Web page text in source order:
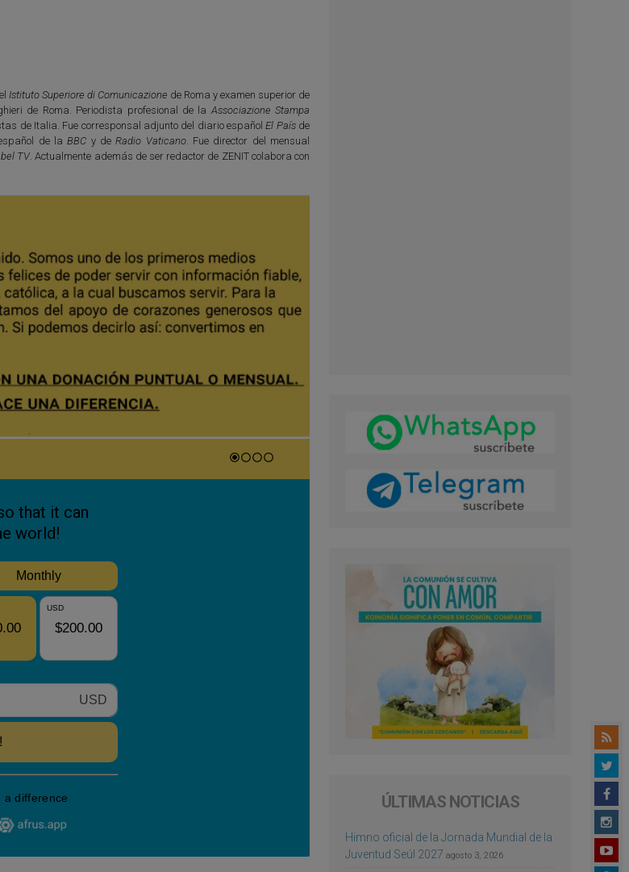
Istituto Superiore di Comunicazione de Roma y examen superior de
de Roma. Periodista profesional de la Associazione Stampa
de Italia. Fue corresponsal adjunto del diario españolEl Paísde
de laBBC y deRadio Vaticano. Fue director del mensual
TV. Actualmente además de ser redactor de ZENIT colabora con
ÚLTIMAS NOTICIAS
Himno oficial de la Jornada Mundial de la
Juventud Seúl 2027 agosto 3, 2026